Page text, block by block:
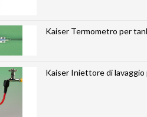
Kaiser Termometro per
Kaiser Iniettore di lavaggio